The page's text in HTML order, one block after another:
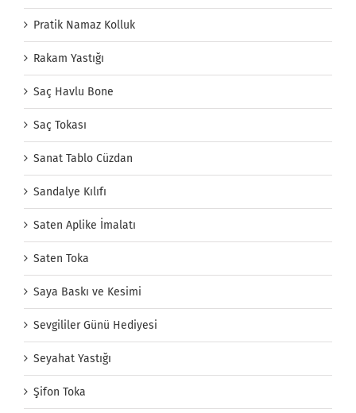
Pratik Namaz Kolluk
Rakam Yastığı
Saç Havlu Bone
Saç Tokası
Sanat Tablo Cüzdan
Sandalye Kılıfı
Saten Aplike İmalatı
Saten Toka
Saya Baskı ve Kesimi
Sevgililer Günü Hediyesi
Seyahat Yastığı
Şifon Toka